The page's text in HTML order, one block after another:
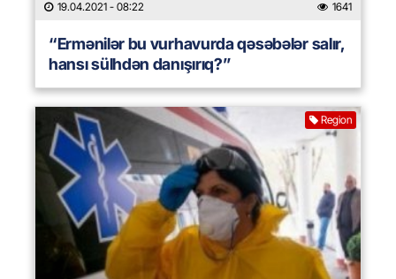
19.04.2021 - 08:22 1641
“Ermənilər bu vurhavurda qəsəbələr salır,
hansı sülhdən danışırıq?”
Region